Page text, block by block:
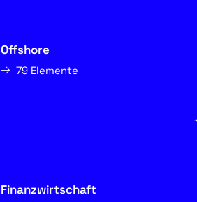
Offshore
79 Elemente
Finanzwirtschaft